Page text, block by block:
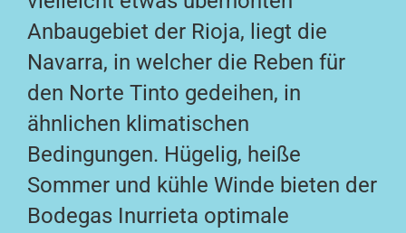
Anbaugebiet der Rioja, liegt die
Navarra, in welcher die Reben für
den Norte Tinto gedeihen, in
ähnlichen klimatischen
Bedingungen. Hügelig, heiße
Sommer und kühle Winde bieten der
Bodegas Inurrieta optimale